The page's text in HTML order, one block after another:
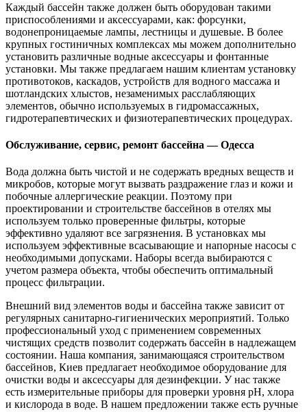
Каждый бассейн также должен быть оборудован такими
приспособлениями и аксессуарами, как: форсунки,
водонепроницаемые лампы, лестницы и душевые. В более
крупных гостиничных комплексах мы можем дополнительно
установить различные водные аксессуары и фонтанные
установки. Мы также предлагаем нашим клиентам установку
противотоков, каскадов, устройств для водного массажа и
шотландских хлыстов, незаменимых расслабляющих
элементов, обычно используемых в гидромассажных,
гидротерапевтических и физиотерапевтических процедурах.
Обслуживание, сервис, ремонт бассейна — Одесса
Вода должна быть чистой и не содержать вредных веществ и
микробов, которые могут вызвать раздражение глаз и кожи и
побочные аллергические реакции. Поэтому при
проектировании и строительстве бассейнов в отелях мы
используем только проверенные фильтры, которые
эффективно удаляют все загрязнения. В установках мы
используем эффективные всасывающие и напорные насосы с
необходимыми допусками. Наборы всегда выбираются с
учетом размера объекта, чтобы обеспечить оптимальный
процесс фильтрации.
Внешний вид элементов воды и бассейна также зависит от
регулярных санитарно-гигиенических мероприятий. Только
профессиональный уход с применением современных
чистящих средств позволит содержать бассейн в надлежащем
состоянии. Наша компания, занимающаяся строительством
бассейнов, Киев предлагает необходимое оборудование для
очистки воды и аксессуары для дезинфекции. У нас также
есть измерительные приборы для проверки уровня pH, хлора
и кислорода в воде. В нашем предложении также есть ручные